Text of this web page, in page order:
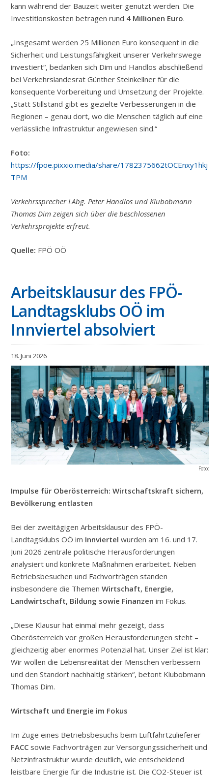
kann während der Bauzeit weiter genutzt werden. Die
Investitionskosten betragen rund 4 Millionen Euro.
„Insgesamt werden 25 Millionen Euro konsequent in die
Sicherheit und Leistungsfähigkeit unserer Verkehrswege
investiert“, bedanken sich Dim und Handlos abschließend
bei Verkehrslandesrat Günther Steinkellner für die
konsequente Vorbereitung und Umsetzung der Projekte.
„Statt Stillstand gibt es gezielte Verbesserungen in die
Regionen – genau dort, wo die Menschen täglich auf eine
verlässliche Infrastruktur angewiesen sind.“
Foto:
https://fpoe.pixxio.media/share/1782375662tOCEnxy1hkj
TPM
Verkehrssprecher LAbg. Peter Handlos und Klubobmann
Thomas Dim zeigen sich über die beschlossenen
Verkehrsprojekte erfreut.
Quelle: FPÖ OÖ
Arbeitsklausur des FPÖ-
Landtagsklubs OÖ im
Innviertel absolviert
18. Juni 2026
Foto:
Impulse für Oberösterreich: Wirtschaftskraft sichern,
Bevölkerung entlasten
Bei der zweitägigen Arbeitsklausur des FPÖ-
Landtagsklubs OÖ im Innviertel wurden am 16. und 17.
Juni 2026 zentrale politische Herausforderungen
analysiert und konkrete Maßnahmen erarbeitet. Neben
Betriebsbesuchen und Fachvorträgen standen
insbesondere die ThemenWirtschaft, Energie,
Landwirtschaft, Bildung sowie Finanzen im Fokus.
„Diese Klausur hat einmal mehr gezeigt, dass
Oberösterreich vor großen Herausforderungen steht –
gleichzeitig aber enormes Potenzial hat. Unser Ziel ist klar:
Wir wollen die Lebensrealität der Menschen verbessern
und den Standort nachhaltig stärken“, betont Klubobmann
Thomas Dim.
Wirtschaft und Energie im Fokus
Im Zuge eines Betriebsbesuchs beim Luftfahrtzulieferer
FACC sowie Fachvorträgen zur Versorgungssicherheit und
Netzinfrastruktur wurde deutlich, wie entscheidend
leistbare Energie für die Industrie ist. Die CO2-Steuer ist